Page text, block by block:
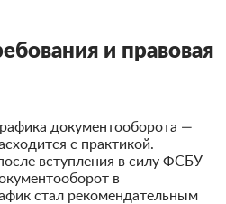
и правовая
документооборота —
с практикой.
вступления в силу ФСБУ
в
стал рекомендательным